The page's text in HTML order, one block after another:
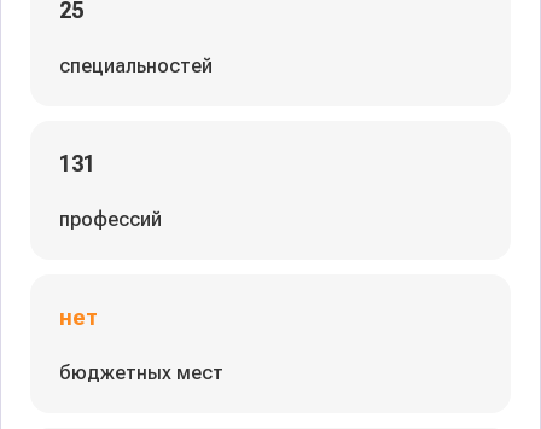
25
специальностей
131
профессий
нет
бюджетных мест